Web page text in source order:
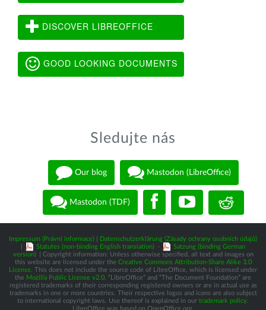
DISCOVER LIBREOFFICE
GOOD LOOKING DOCUMENTS
Sledujte nás
Our blog Mastodon (LibreOffice)
Mastodon (TDF)
Impressum (Právní informace)
Datenschutzerklärung (Zásady ochrany osobních údajů)
Statutes (non-binding English translation) -
Satzung (binding German
version)
| Copyright information: Unless otherwise specified, all text and images on
this website are licensed under the Creative Commons Attribution-Share Alike 3.0
License . This does not include the source code of LibreOffice, which is licensed under
the Mozilla Public License v2.0 . “LibreOffice” and “The Document Foundation” are
registered trademarks of their corresponding registered owners or are in actual use as
trademarks in one or more countries. Their respective logos and icons are also subject
to international copyright laws. Use thereof is explained in our trademark policy
LibreOffice was based on OpenOffice.org.